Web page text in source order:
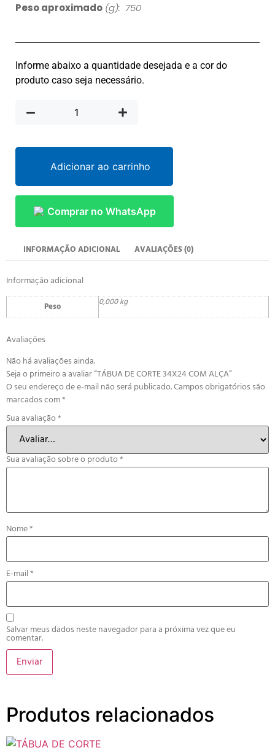
Peso aproximado (g): 750
Informe abaixo a quantidade desejada e a cor do
produto caso seja necessário.
Adicionar ao carrinho
Comprar no WhatsApp
INFORMAÇÃO ADICIONAL AVALIAÇÕES (0)
Informação adicional
Peso 0,000 kg
Avaliações
Não há avaliações ainda.
Seja o primeiro a avaliar “TÁBUA DE CORTE 34X24 COM ALÇA”
O seu endereço de e-mail não será publicado.Campos obrigatórios são
marcados com*
Sua avaliação*
Sua avaliação sobre o produto*
Nome*
E-mail*
Salvar meus dados neste navegador para a próxima vez que eu
comentar.
Produtos relacionados